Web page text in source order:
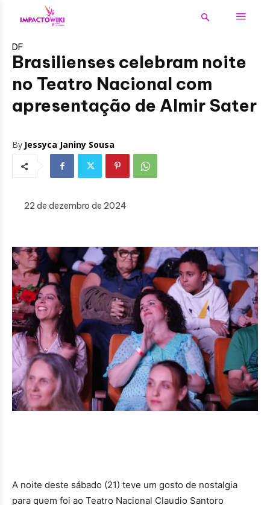
DF
Brasilienses celebram noite
no Teatro Nacional com
apresentação de Almir Sater
By Jessyca Janiny Sousa
22 de dezembro de 2024
A noite deste sábado (21) teve um gosto de nostalgia
para quem foi ao Teatro Nacional Claudio Santoro